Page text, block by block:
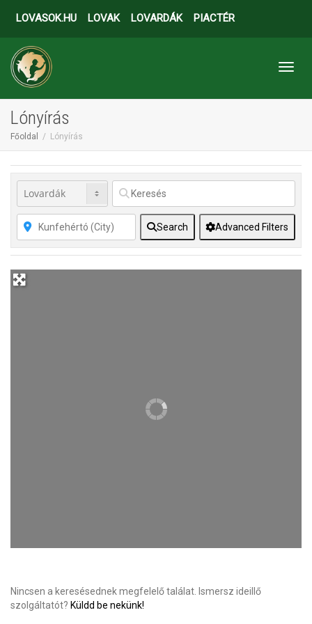
LOVASOK.HU LOVAK LOVARDÁK PIACTÉR
Lónyírás
Főoldal Lónyírás
Search Advanced Filters
Nincsen a keresésednek megfelelő találat. Ismersz ideillő
szolgáltatót? Küldd be nekünk!